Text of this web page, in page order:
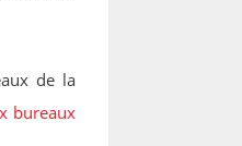
de la
bureaux